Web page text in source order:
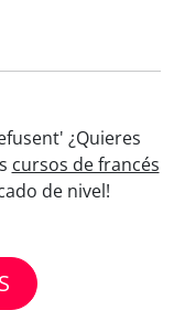
¿Quieres
cursos de francés
de nivel!